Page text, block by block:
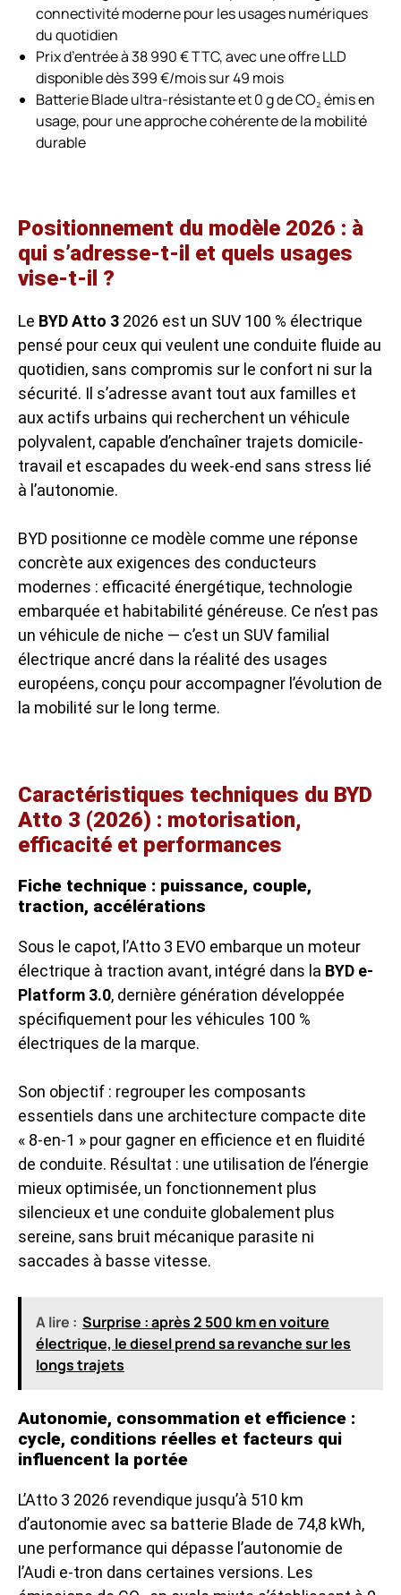
connectivité moderne pour les usages numériques
du quotidien
Prix d’entrée à 38 990 € TTC, avec une offre LLD
disponible dès 399 €/mois sur 49 mois
Batterie Blade ultra-résistante et 0 g de CO₂ émis en
usage, pour une approche cohérente de la mobilité
durable
Positionnement du modèle 2026 : à
qui s’adresse-t-il et quels usages
vise-t-il ?
Le BYD Atto 3 2026 est un SUV 100 % électrique
pensé pour ceux qui veulent une conduite fluide au
quotidien, sans compromis sur le confort ni sur la
sécurité. Il s’adresse avant tout aux familles et
aux actifs urbains qui recherchent un véhicule
polyvalent, capable d’enchaîner trajets domicile-
travail et escapades du week-end sans stress lié
à l’autonomie.
BYD positionne ce modèle comme une réponse
concrète aux exigences des conducteurs
modernes : efficacité énergétique, technologie
embarquée et habitabilité généreuse. Ce n’est pas
un véhicule de niche — c’est un SUV familial
électrique ancré dans la réalité des usages
européens, conçu pour accompagner l’évolution de
la mobilité sur le long terme.
Caractéristiques techniques du BYD
Atto 3 (2026) : motorisation,
efficacité et performances
Fiche technique : puissance, couple,
traction, accélérations
Sous le capot, l’Atto 3 EVO embarque un moteur
électrique à traction avant, intégré dans la BYD e-
Platform 3.0, dernière génération développée
spécifiquement pour les véhicules 100 %
électriques de la marque.
Son objectif : regrouper les composants
essentiels dans une architecture compacte dite
« 8-en-1 » pour gagner en efficience et en fluidité
de conduite. Résultat : une utilisation de l’énergie
mieux optimisée, un fonctionnement plus
silencieux et une conduite globalement plus
sereine, sans bruit mécanique parasite ni
saccades à basse vitesse.
A lire : Surprise : après 2 500 km en voiture
électrique, le diesel prend sa revanche sur les
longs trajets
Autonomie, consommation et efficience :
cycle, conditions réelles et facteurs qui
influencent la portée
L’Atto 3 2026 revendique jusqu’à 510 km
d’autonomie avec sa batterie Blade de 74,8 kWh,
une performance qui dépasse l’autonomie de
l’Audi e-tron dans certaines versions. Les